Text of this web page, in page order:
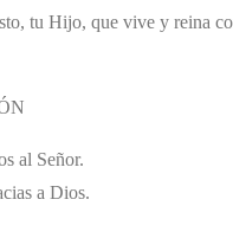
tu Hijo, que vive y reina
al Señor.
a Dios.